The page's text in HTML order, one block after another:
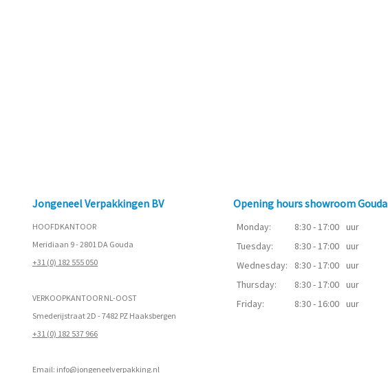
Jongeneel Verpakkingen BV
HOOFDKANTOOR
Meridiaan 9 - 2801 DA Gouda
+31 (0) 182 555 050
VERKOOPKANTOOR NL-OOST
Smederijstraat 2D - 7482 PZ Haaksbergen
+31 (0) 182 537 966
Email: info@jongeneelverpakking.nl
Opening hours showroom Gouda
Monday: 8:30 - 17:00 uur
Tuesday:
8:30 - 17:00 uur
Wednesday:
8:30 - 17:00 uur
Thursday:
8:30 - 17:00 uur
Friday:
8:30 - 16:00 uur